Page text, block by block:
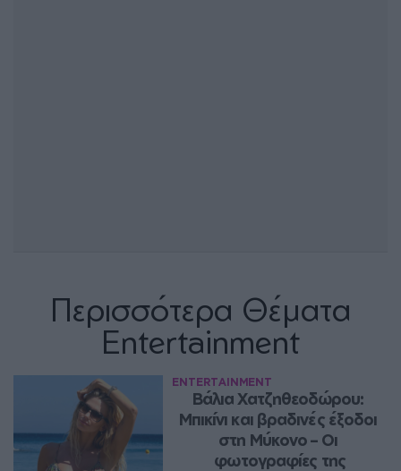
Περισσότερα Θέματα
Entertainment
ENTERTAINMENT
Βάλια Χατζηθεοδώρου:
Μπικίνι και βραδινές έξοδοι
στη Μύκονο – Οι
φωτογραφίες της